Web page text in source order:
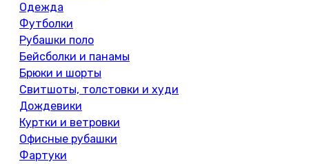
Одежда
Футболки
Рубашки поло
Бейсболки и панамы
Брюки и шорты
Свитшоты, толстовки и худи
Дождевики
Куртки и ветровки
Офисные рубашки
Фартуки